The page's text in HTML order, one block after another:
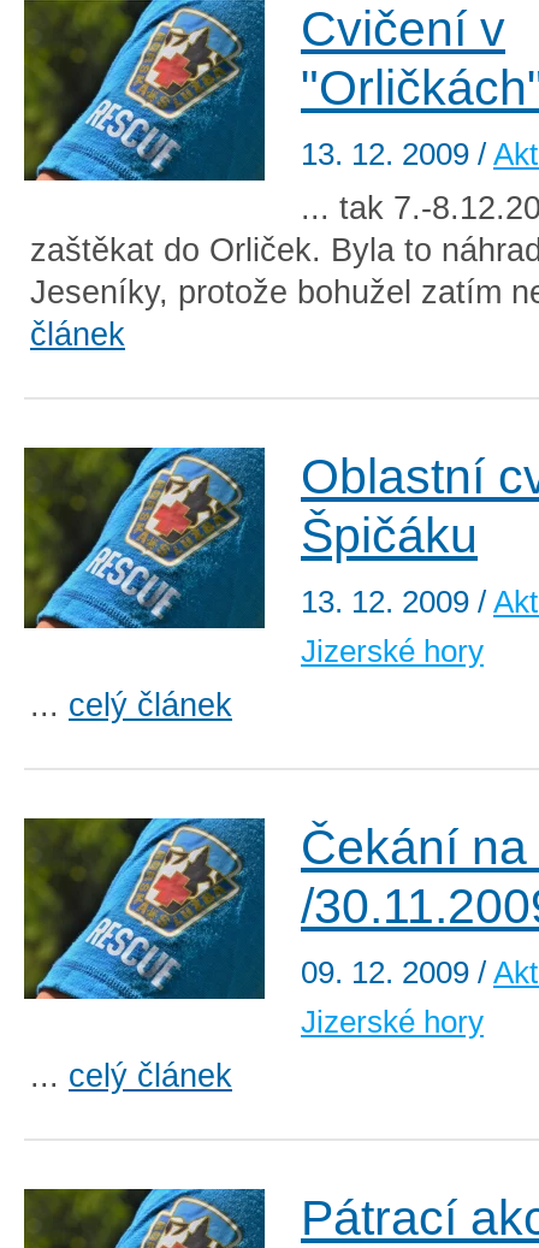
Cvičení v
13. 12. 2009 /
... tak 7.-
zaštěkat do Orliček. Byla to
Jeseníky, protože bohužel zatím
článek
Oblastní
Špičáku
13. 12. 2009 /
Jizerské hory
... celý článek
Čekání
/
09. 12. 2009 /
Jizerské hory
... celý článek
Pátrací